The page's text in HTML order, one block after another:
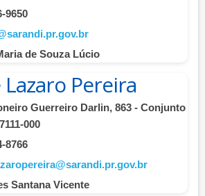
9650
de Souza Lúcio
Lazaro Pereira
Guerreiro Darlin, 863 - Conjunto
000
8766
Santana Vicente